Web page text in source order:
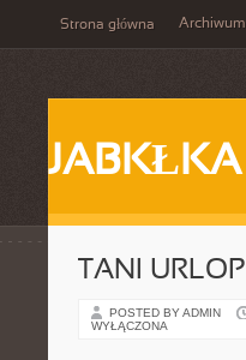
Strona główna Archiwum
JABKŁKA
TANI URLOP
POSTED BY ADMIN
WYŁĄCZONA